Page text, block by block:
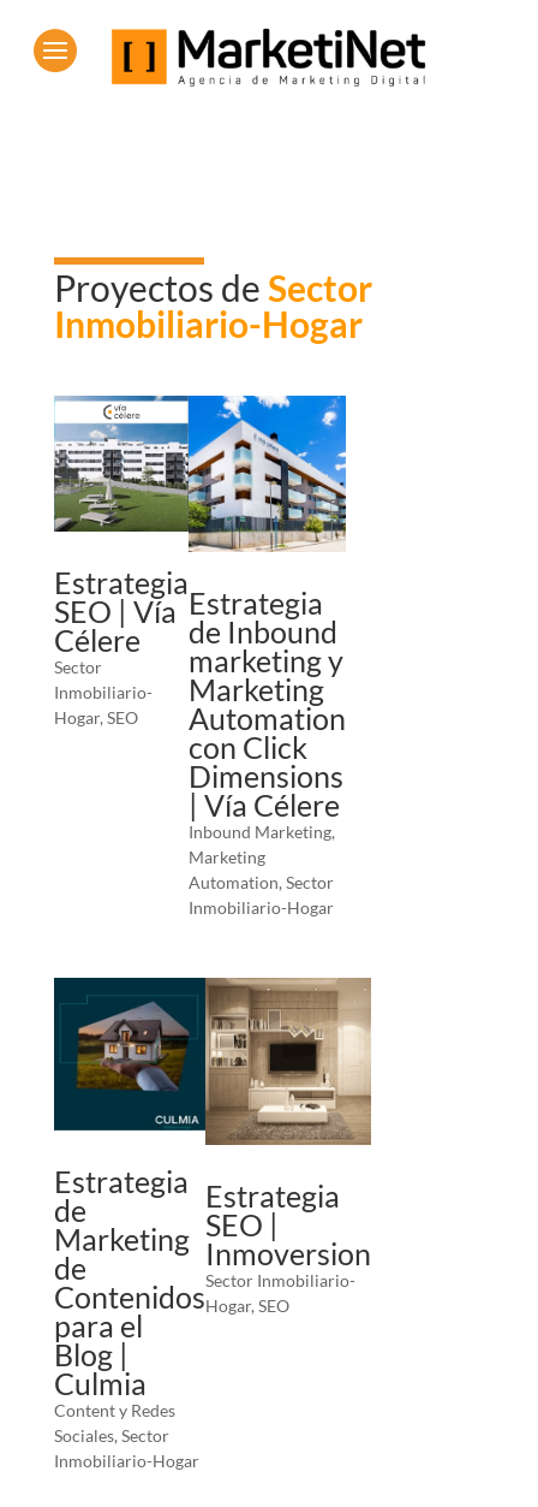
Proyectos deSector
Inmobiliario-Hogar
Estrategia
SEO | Vía
Célere
Sector
Inmobiliario-
Hogar, SEO
Estrategia
de Inbound
marketing y
Marketing
Automation
con Click
Dimensions
| Vía Célere
Inbound Marketing,
Marketing
Automation, Sector
Inmobiliario-Hogar
Estrategia
de
Marketing
de
Contenidos
para el
Blog |
Culmia
Content y Redes
Sociales, Sector
Inmobiliario-Hogar
Estrategia
SEO |
Inmoversion
Sector Inmobiliario-
Hogar, SEO